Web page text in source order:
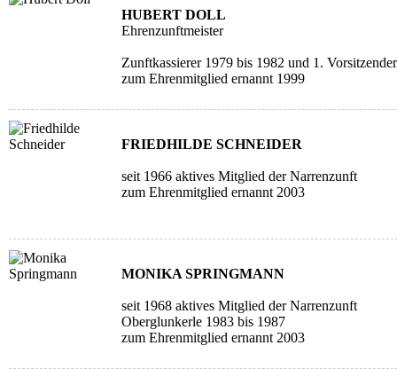
HUBERT DOLL
Ehrenzunftmeister
Zunftkassierer 1979 bis 1982 und 1.
zum Ehrenmitglied ernannt 1999
FRIEDHILDE SCHNEIDER
seit 1966 aktives Mitglied der Narrenzunft
zum Ehrenmitglied ernannt 2003
MONIKA SPRINGMANN
seit 1968 aktives Mitglied der Narrenzunft
Oberglunkerle 1983 bis 1987
zum Ehrenmitglied ernannt 2003